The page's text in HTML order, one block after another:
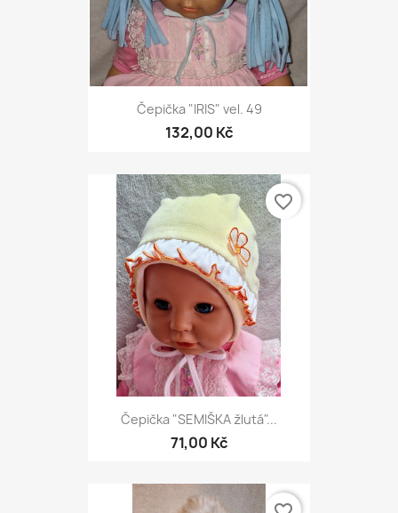
Čepička "IRIS" vel. 49
132,00 Kč
Čepička "SEMIŠKA žlutá"...
71,00 Kč
favorite_border